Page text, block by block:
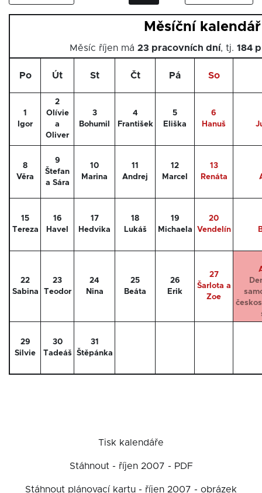
Měsíční
Měsíc říjen má 23 pracovních dní, tj. 184
Po Út St Čt Pá So
1
Igor
2
Olívie
a
Oliver
3
Bohumil
4
František
5
Eliška
6
Hanuš
8
Věra
9
Štefan
a Sára
10
Marina
11
Andrej
12
Marcel
13
Renáta
15
Tereza
16
Havel
17
Hedvika
18
Lukáš
19
Michaela
20
Vendelín
22
Sabina
23
Teodor
24
Nina
25
Beáta
26
Erik
27
Šarlota a
Zoe
29
Silvie
30
Tadeáš
31
Štěpánka
Tisk kalendáře
Stáhnout - říjen 2007 - PDF
Stáhnout plánovací kartu - říjen 2007 - obrázek